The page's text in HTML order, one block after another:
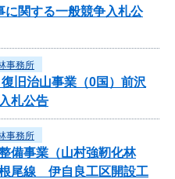
関する一般競争入札公
事務所
旧治山事業（0国）前沢
札公告
事務所
備事業（山村強靭化林
尾線 伊自良工区開設工